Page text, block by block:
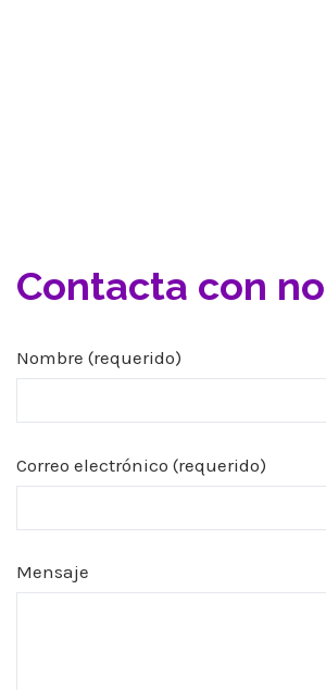
Contacta con
Nombre (requerido)
Correo electrónico (requerido)
Mensaje